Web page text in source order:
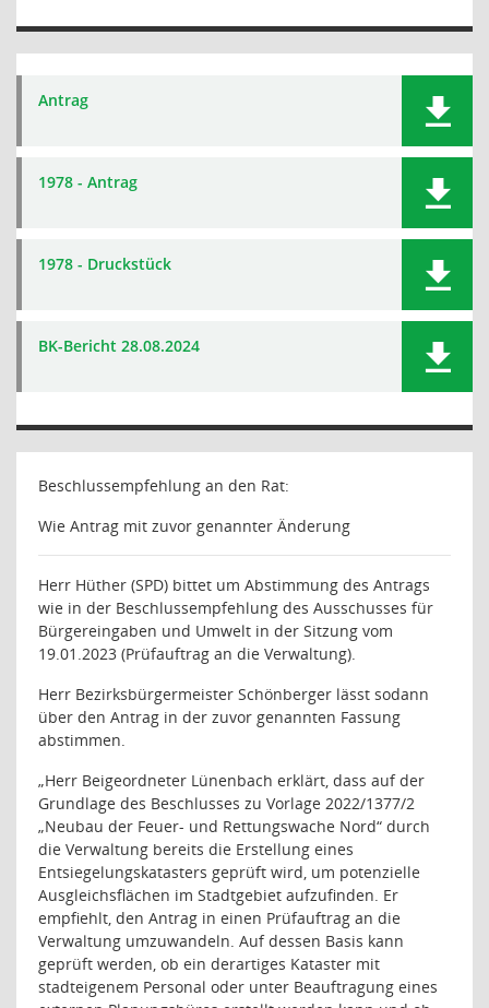
Antrag
1978 - Antrag
1978 - Druckstück
BK-Bericht 28.08.2024
Beschlussempfehlung an den Rat:
Wie Antrag mit zuvor genannter Änderung
Herr Hüther (SPD) bittet um Abstimmung des Antrags
wie in der Beschlussempfehlung des Ausschusses für
Bürgereingaben und Umwelt in der Sitzung vom
19.01.2023 (Prüfauftrag an die Verwaltung).
Herr Bezirksbürgermeister Schönberger lässt sodann
über den Antrag in der zuvor genannten Fassung
abstimmen.
„Herr Beigeordneter Lünenbach erklärt, dass auf der
Grundlage des Beschlusses zu Vorlage 2022/1377/2
„Neubau der Feuer- und Rettungswache Nord“ durch
die Verwaltung bereits die Erstellung eines
Entsiegelungskatasters geprüft wird, um potenzielle
Ausgleichsflächen im Stadtgebiet aufzufinden. Er
empfiehlt, den Antrag in einen Prüfauftrag an die
Verwaltung umzuwandeln. Auf dessen Basis kann
geprüft werden, ob ein derartiges Kataster mit
stadteigenem Personal oder unter Beauftragung eines